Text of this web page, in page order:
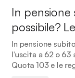
In
possibile?
In pensione
l'uscita a 62 o 63
Quota 103 e le